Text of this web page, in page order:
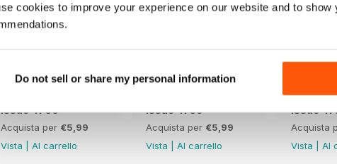
cookies to improve your experience on our website and to
Do not sell or share my personal information
Issue 4760
Acquista per €5,99
Vista
Al carrello
Issue 4759
Acquista per €5,99
Vista
Al carrello
Issue
Acquista
Vista
Al